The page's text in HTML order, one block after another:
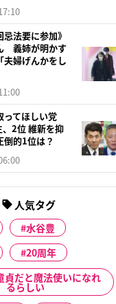
忌法要に参加》
義姉が明かす
夫婦げんかをし
ってほしい党
2位 維新を抑
倒的1位は？
人気タグ
水谷豊
20周年
貞だと魔法使いになれ
るらしい